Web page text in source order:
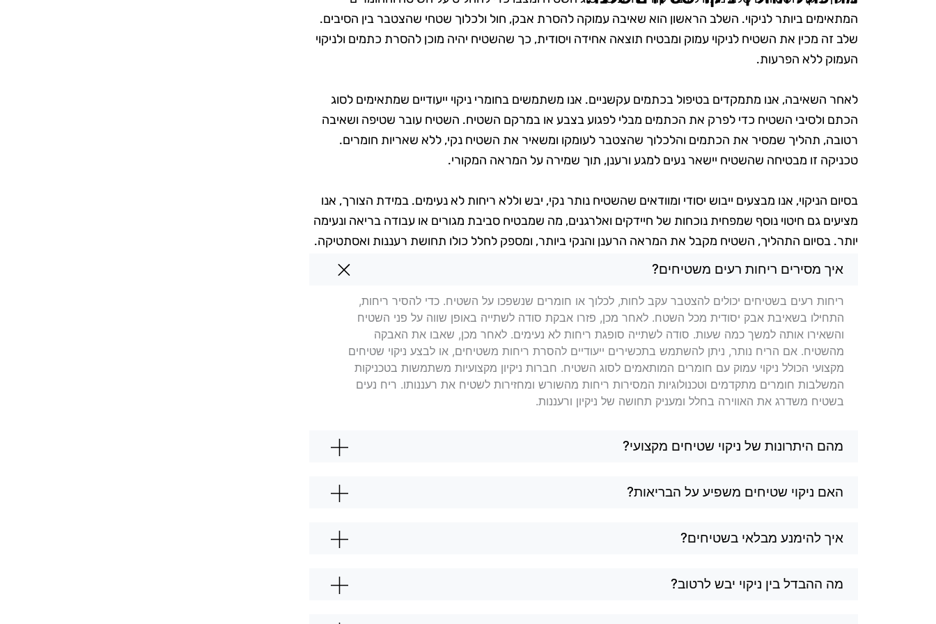
המתאימים ביותר לניקוי. השלב הראשון הוא שאיבה עמוקה להסרת אבק, חול ולכלוך שטחי שהצטבר בין הסיבים.
שלב זה מכין את השטיח לניקוי עמוק ומבטיח תוצאה אחידה ויסודית, כך שהשטיח יהיה מוכן להסרת כתמים ולניקוי
העמוק ללא הפרעות.
לאחר השאיבה, אנו מתמקדים בטיפול בכתמים עקשניים. אנו משתמשים בחומרי ניקוי ייעודיים שמתאימים לסוג
הכתם ולסיבי השטיח כדי לפרק את הכתמים מבלי לפגוע בצבע או במרקם השטיח. השטיח עובר שטיפה ושאיבה
רטובה, תהליך שמסיר את הכתמים והלכלוך שהצטבר לעומקו ומשאיר את השטיח נקי, ללא שאריות חומרים.
טכניקה זו מבטיחה שהשטיח יישאר נעים למגע ורענן, תוך שמירה על המראה המקורי.
בסיום הניקוי, אנו מבצעים ייבוש יסודי ומוודאים שהשטיח נותר נקי, יבש וללא ריחות לא נעימים. במידת הצורך, אנו
מציעים גם חיטוי נוסף שמפחית נוכחות של חיידקים ואלרגנים, מה שמבטיח סביבת מגורים או עבודה בריאה ונעימה
יותר. בסיום התהליך, השטיח מקבל את המראה הרענן והנקי ביותר, ומספק לחלל כולו תחושת רעננות ואסתטיקה.
שאלות בנושא ניקוי שטיחים בטבריה
איך מסירים ריחות רעים משטיחים?
ריחות רעים בשטיחים יכולים להצטבר עקב לחות, לכלוך או חומרים שנשפכו על השטיח. כדי להסיר ריחות,
התחילו בשאיבת אבק יסודית מכל השטח. לאחר מכן, פזרו אבקת סודה לשתייה באופן שווה על פני השטיח
והשאירו אותה למשך כמה שעות. סודה לשתייה סופגת ריחות לא נעימים. לאחר מכן, שאבו את האבקה
מהשטיח. אם הריח נותר, ניתן להשתמש בתכשירים ייעודיים להסרת ריחות משטיחים, או לבצע ניקוי שטיחים
מקצועי הכולל ניקוי עמוק עם חומרים המותאמים לסוג השטיח. חברות ניקיון מקצועיות משתמשות בטכניקות
המשלבות חומרים מתקדמים וטכנולוגיות המסירות ריחות מהשורש ומחזירות לשטיח את רעננותו. ריח נעים
בשטיח משדרג את האווירה בחלל ומעניק תחושה של ניקיון ורעננות.
מהם היתרונות של ניקוי שטיחים מקצועי?
האם ניקוי שטיחים משפיע על הבריאות?
איך להימנע מבלאי בשטיחים?
מה ההבדל בין ניקוי יבש לרטוב?